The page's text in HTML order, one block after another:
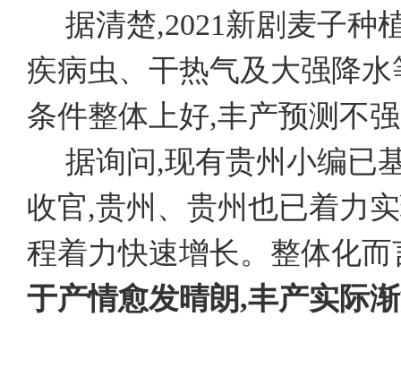
据清楚,2021新剧麦子种
疾病虫、干热气及大强降
条件整体上好,丰产预测不
据询问,现有贵州小编已
收官,贵州、贵州也已着力
程着力快速增长。整体化
于产情愈发晴朗,丰产实际